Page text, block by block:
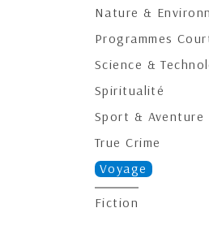
Nature &
Programmes
Science &
Spiritualité
Sport & Aventure
True Crime
Voyage
Fiction